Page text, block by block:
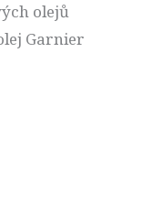
olejů
Garnier